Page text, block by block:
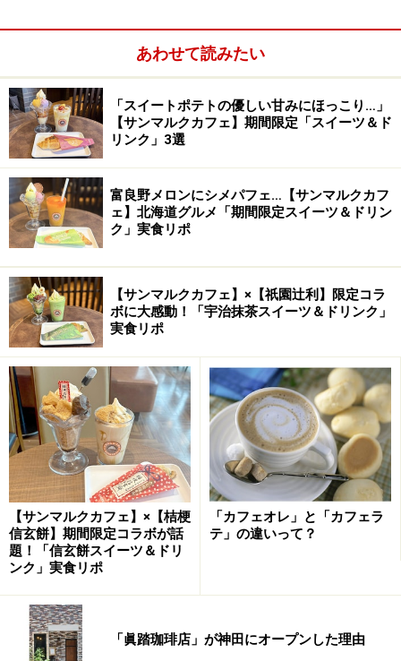
なかがわさんによれば、消防士たちの料理のおいしさは
一般のアメリカ人にも広く知られていて、全米消防署料
防士がBBQの競演をして人気を博したりしているのです
って。
いつも最後の晩餐だからこそ、おいしい時
間を
街の人々のピンチを救うことに対して、真摯な情熱と誇
りを抱いているサンフランシスコの消防士たち。彼らは
火災現場に駆けつければ火を消すために果敢に飛び込
あわせて読みたい
「スイートポテトの優しい甘みにほっこり…」
【サンマルクカフェ】期間限定「スイーツ＆ド
リンク」3選
富良野メロンにシメパフェ…【サンマルクカフ
ェ】北海道グルメ「期間限定スイーツ＆ドリン
ク」実食リポ
【サンマルクカフェ】×【祇園辻利】限定コラ
ボに大感動！「宇治抹茶スイーツ＆ドリンク」
実食リポ
【サンマルクカフェ】×【桔梗
信玄餅】期間限定コラボが話
題！「信玄餅スイーツ＆ドリ
ンク」実食リポ
「カフェオレ」と「カフェラ
テ」の違いって？
「眞踏珈琲店」が神田にオープンした理由